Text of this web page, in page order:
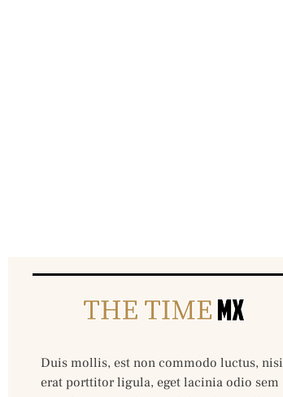
Duis mollis, est non commodo luctus, nisi
erat porttitor ligula, eget lacinia odio sem